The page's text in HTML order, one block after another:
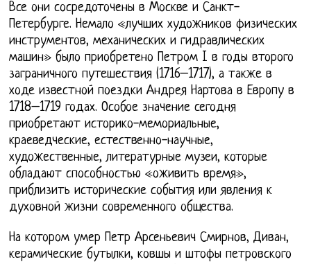
Все они сосредоточены в Москве и Санкт-
Петербурге. Немало «лучших художников физических
инструментов, механических и гидравлических
машин» было приобретено Петром I в годы второго
заграничного путешествия (1716–1717), а также в
ходе известной поездки Андрея Нартова в Европу в
1718–1719 годах. Особое значение сегодня
приобретают историко-мемориальные,
краеведческие, естественно-научные,
художественные, литературные музеи, которые
обладают способностью «оживить время»,
приблизить исторические события или явления к
духовной жизни современного общества.
На котором умер Петр Арсеньевич Смирнов, Диван,
керамические бутылки, ковшы и штофы петровского